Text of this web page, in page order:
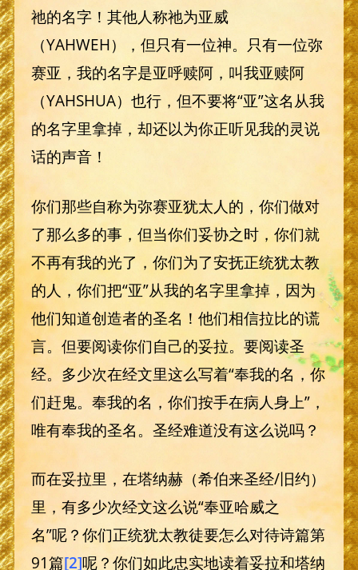
祂的名字！其他人称祂为亚威
（YAHWEH），但只有一位神。只有一位弥
赛亚，我的名字是亚呼赎阿，叫我亚赎阿
（YAHSHUA）也行，但不要将“亚”这名从我
的名字里拿掉，却还以为你正听见我的灵说
话的声音！
你们那些自称为弥赛亚犹太人的，你们做对
了那么多的事，但当你们妥协之时，你们就
不再有我的光了，你们为了安抚正统犹太教
的人，你们把“亚”从我的名字里拿掉，因为
他们知道创造者的圣名！他们相信拉比的谎
言。但要阅读你们自己的妥拉。要阅读圣
经。多少次在经文里这么写着“奉我的名，你
们赶鬼。奉我的名，你们按手在病人身上”，
唯有奉我的圣名。圣经难道没有这么说吗？
而在妥拉里，在塔纳赫（希伯来圣经/旧约）
里，有多少次经文这么说“奉亚哈威之
名”呢？你们正统犹太教徒要怎么对待诗篇第
91篇[2]呢？你们如此忠实地读着妥拉和塔纳